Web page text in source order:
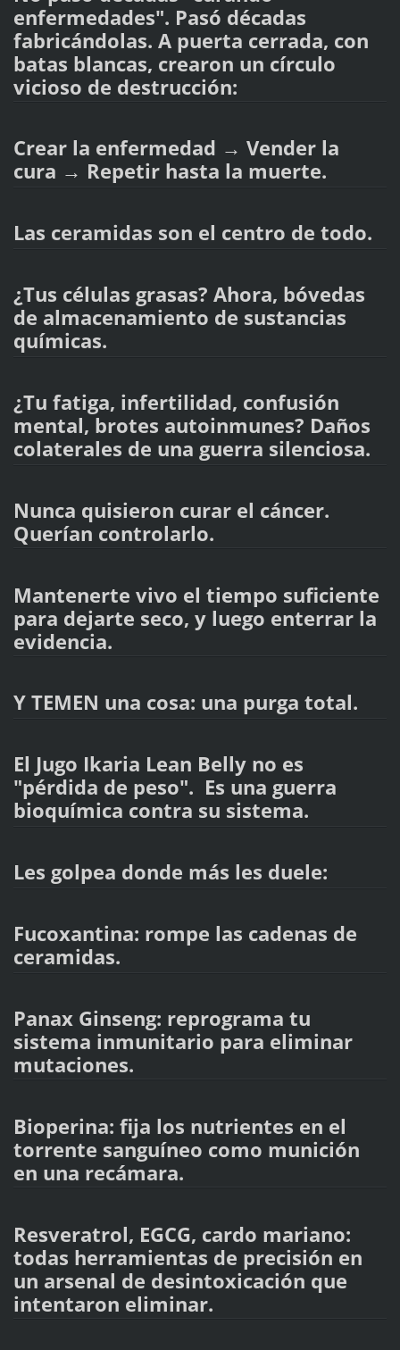
enfermedades". Pasó décadas
fabricándolas. A puerta cerrada, con
batas blancas, crearon un círculo
vicioso de destrucción:
Crear la enfermedad → Vender la
cura → Repetir hasta la muerte.
Las ceramidas son el centro de todo.
¿Tus células grasas? Ahora, bóvedas
de almacenamiento de sustancias
químicas.
¿Tu fatiga, infertilidad, confusión
mental, brotes autoinmunes? Daños
colaterales de una guerra silenciosa.
Nunca quisieron curar el cáncer.
Querían controlarlo.
Mantenerte vivo el tiempo suficiente
para dejarte seco, y luego enterrar la
evidencia.
Y TEMEN una cosa: una purga total.
El Jugo Ikaria Lean Belly no es
"pérdida de peso". Es una guerra
bioquímica contra su sistema.
Les golpea donde más les duele:
Fucoxantina: rompe las cadenas de
ceramidas.
Panax Ginseng: reprograma tu
sistema inmunitario para eliminar
mutaciones.
Bioperina: fija los nutrientes en el
torrente sanguíneo como munición
en una recámara.
Resveratrol, EGCG, cardo mariano:
todas herramientas de precisión en
un arsenal de desintoxicación que
intentaron eliminar.